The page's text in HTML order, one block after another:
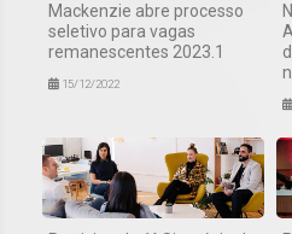
Mackenzie abre processo
seletivo para vagas
remanescentes 2023.1
15/12/2022